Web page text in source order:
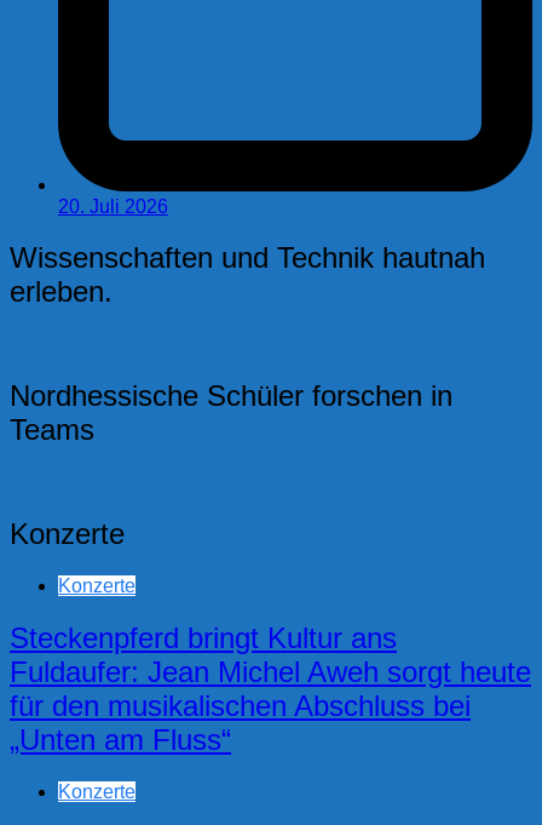
20. Juli 2026
Wissenschaften und Technik hautnah
erleben.
Nordhessische Schüler forschen in
Teams
Konzerte
Konzerte
Steckenpferd bringt Kultur ans
Fuldaufer: Jean Michel Aweh sorgt heute
für den musikalischen Abschluss bei
„Unten am Fluss“
Konzerte